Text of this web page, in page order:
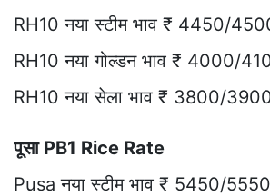
RH10 नया स्टीम भाव ₹ 4450/
RH10 नया गोल्डन भाव ₹ 4000/
RH10 नया सेला भाव ₹ 3800/
पूसा PB1 Rice Rate
Pusa नया स्टीम भाव ₹ 5450/